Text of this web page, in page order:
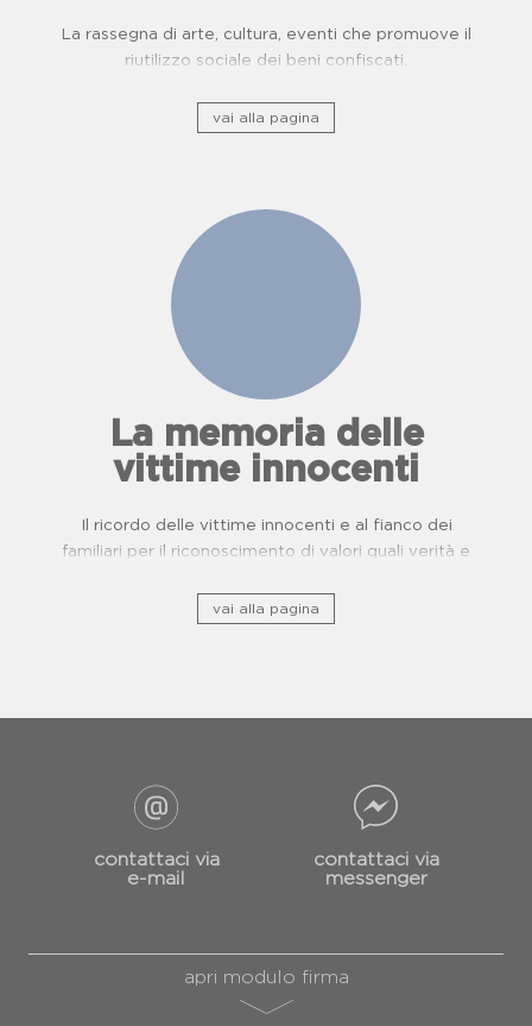
La rassegna di arte, cultura, eventi che promuove il
riutilizzo sociale dei beni confiscati.
vai alla pagina
La memoria delle
vittime innocenti
Il ricordo delle vittime innocenti e al fianco dei
familiari per il riconoscimento di valori quali verità e
vai alla pagina
contattaci via
e-mail
contattaci via
messenger
apri modulo firma